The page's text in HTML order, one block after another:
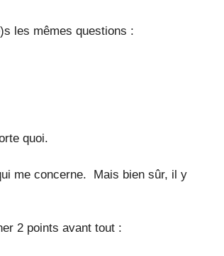
les mêmes questions :
quoi.
me concerne. Mais bien sûr, il y
2 points avant tout :